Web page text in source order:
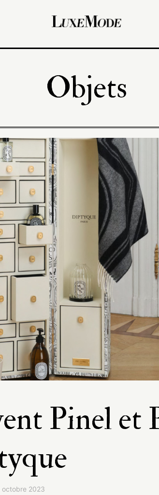
Objets
Pinel et
octobre 2023